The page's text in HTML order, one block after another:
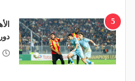
5
دور الـ